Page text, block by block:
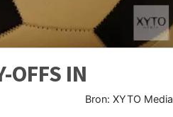
OFFS IN
Bron: XYTO Media